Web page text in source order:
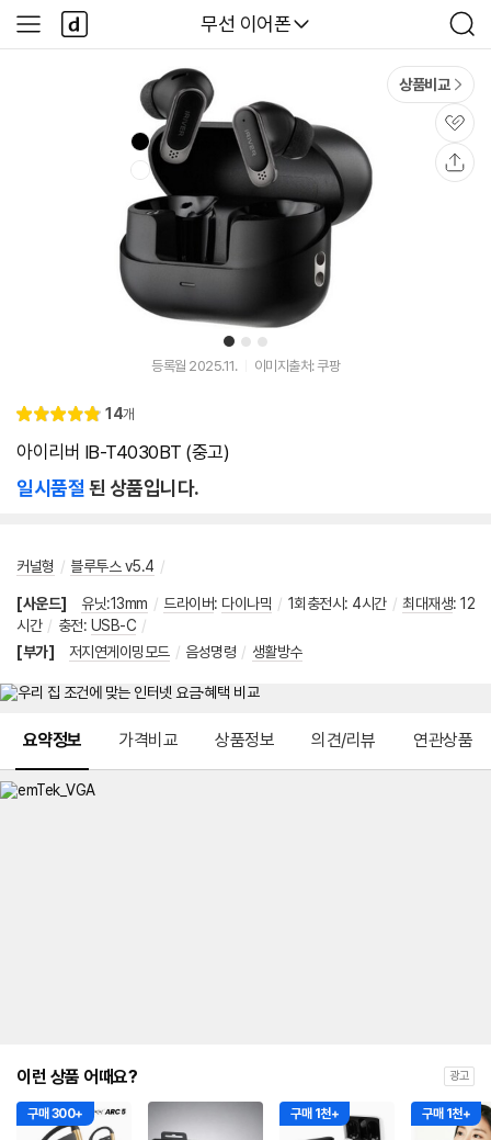
다나와
무선 이어폰
검
색
사
이
다
나
와
1 2 3
상품비교
관
심
등록월 2025.11. 이미지출처: 쿠팡
별
점
4.
리
14개
아이리버 IB-T4030BT (중고)
일시품절 된 상품입니다.
커널형 / 블루투스 v5.4 /
[사운드] 유닛:13mm / 드라이버: 다이나믹 / 1회충전시: 4시간 / 최대재생: 12
시간 / 충전: USB-C /
[부가]
저지연게이밍모드 / 음성명령 / 생활방수
요약정보 가격비교 상품정보 의견/리뷰 연관상품
이런 상품 어때요? 광고
구매 300+ 구매 1천+ 구매 1천+